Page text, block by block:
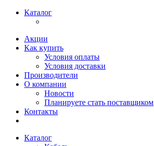
Каталог
Акции
Как купить
Условия оплаты
Условия доставки
Производители
О компании
Новости
Планируете стать поставщиком
Контакты
Каталог